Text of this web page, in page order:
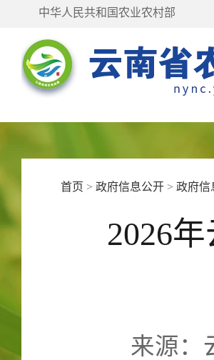
中华人民共和国农业农村部
首页 >政府信息公开 >政府信
2026
来源：